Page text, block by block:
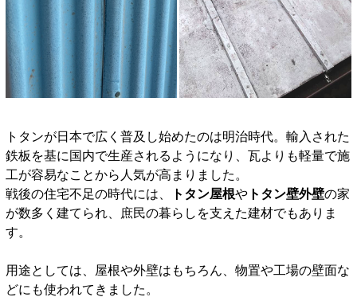
トタンが日本で広く普及し始めたのは明治時代。輸入された
鉄板を基に国内で生産されるようになり、瓦よりも軽量で施
工が容易なことから人気が高まりました。
戦後の住宅不足の時代には、
トタン屋根や トタン壁外壁の家
が数多く建てられ、庶民の暮らしを支えた建材でもありま
す。
用途としては、屋根や外壁はもちろん、物置や工場の壁面な
どにも使われてきました。